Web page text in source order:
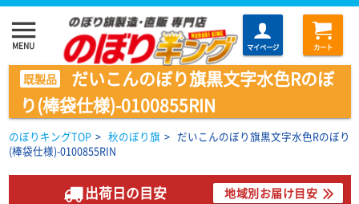
menu
MENU マイページ カート
既製品
だいこんのぼり旗黒文字水色Rのぼ
り(棒袋仕様)-0100855RIN
のぼりキングTOP > 秋のぼり旗 > だいこんのぼり旗黒文字水色Rのぼり
(棒袋仕様)-0100855RIN
出荷日の目安 地域別お届け目安